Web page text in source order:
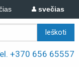
svečias
+370 656 65557